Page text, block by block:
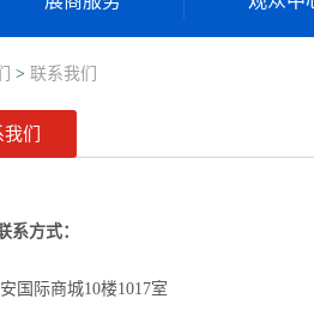
> 联系我们
们
系方式：
国际商城10楼1017室